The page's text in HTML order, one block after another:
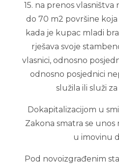
15. na prenos
do 70 m2 površine
kada je kupac mladi
rješava svoje
vlasnici, odnosno
odnosno posjednici
služila ili služi
Dokapitalizacijom u
Zakona smatra se
u imovinu
Pod novoizgrađenim